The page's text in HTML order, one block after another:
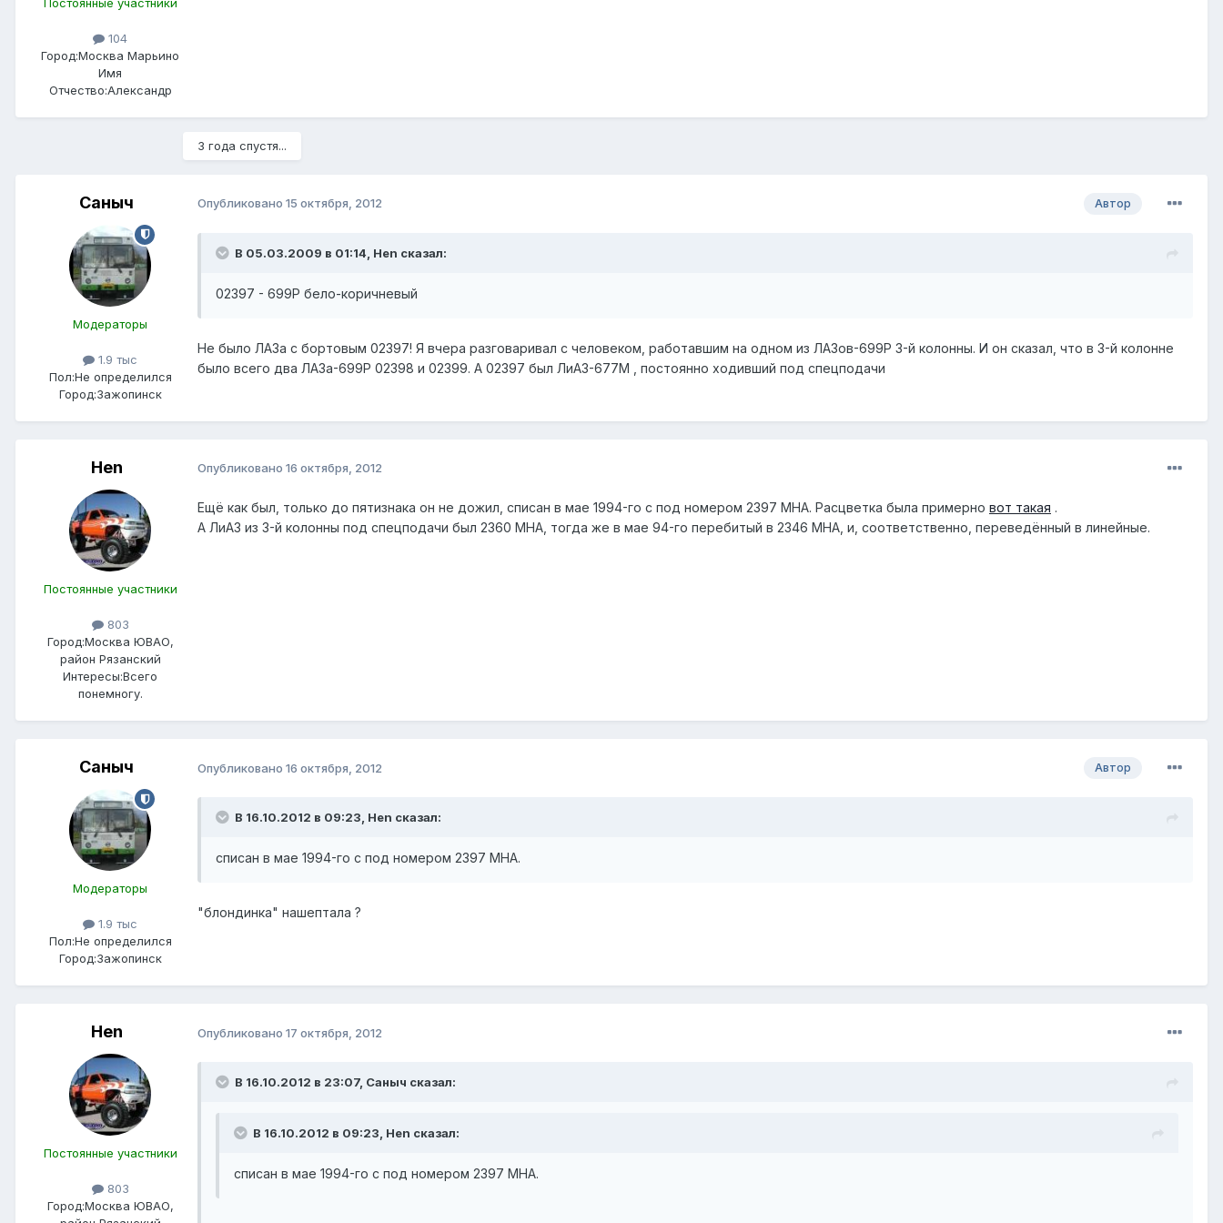
104
Город:Москва Марьино
Имя
Отчество:Александр
3 года спустя...
Саныч
Модераторы
1.9 тыс
Пол:Не определился
Город:Зажопинск
Автор
Опубликовано 15 октября, 2012
В 05.03.2009 в 01:14, Hen сказал:
02397 - 699Р бело-коричневый
Не было ЛАЗа с бортовым 02397! Я вчера разговаривал с человеком, работавшим на одном из ЛАЗов-699Р 3-й колонны. И он сказал, что в 3-й колонне
было всего два ЛАЗа-699Р 02398 и 02399. А 02397 был ЛиАЗ-677М , постоянно ходивший под спецподачи
Hen
Постоянные участники
803
Город:Москва ЮВАО,
район Рязанский
Интересы:Всего
понемногу.
Опубликовано 16 октября, 2012
Ещё как был, только до пятизнака он не дожил, списан в мае 1994-го с под номером 2397 МНА. Расцветка была примерно вот такая .
А ЛиАЗ из 3-й колонны под спецподачи был 2360 МНА, тогда же в мае 94-го перебитый в 2346 МНА, и, соответственно, переведённый в линейные.
Саныч
Модераторы
1.9 тыс
Пол:Не определился
Город:Зажопинск
Автор
Опубликовано 16 октября, 2012
В 16.10.2012 в 09:23, Hen сказал:
списан в мае 1994-го с под номером 2397 МНА.
"блондинка" нашептала ?
Hen
Постоянные участники
803
Город:Москва ЮВАО,
Опубликовано 17 октября, 2012
В 16.10.2012 в 23:07, Саныч сказал:
В 16.10.2012 в 09:23, Hen сказал:
списан в мае 1994-го с под номером 2397 МНА.